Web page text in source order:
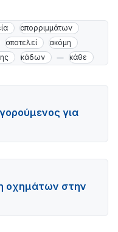
απορριμμάτων
αποτελεί
ακόμη
κάδων κάθε
για
οχημάτων στην